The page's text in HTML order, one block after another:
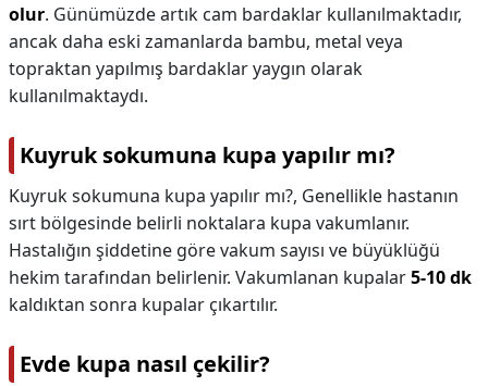
olur. Günümüzde artık cam bardaklar kullanılmaktadır,
ancak daha eski zamanlarda bambu, metal veya
topraktan yapılmış bardaklar yaygın olarak
kullanılmaktaydı.
Kuyruk sokumuna kupa yapılır mı?
Kuyruk sokumuna kupa yapılır mı?, Genellikle hastanın
sırt bölgesinde belirli noktalara kupa vakumlanır.
Hastalığın şiddetine göre vakum sayısı ve büyüklüğü
hekim tarafından belirlenir. Vakumlanan kupalar5-10 dk
kaldıktan sonra kupalar çıkartılır.
Evde kupa nasıl çekilir?